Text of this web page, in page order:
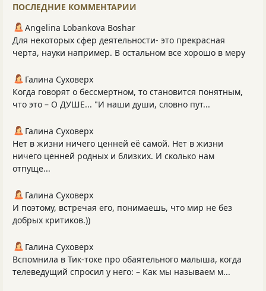
ПОСЛЕДНИЕ КОММЕНТАРИИ
Angelina Lobankova Boshar
Для некоторых сфер деятельности- это прекрасная
черта, науки например. В остальном все хорошо в меру
Галина Суховерх
Когда говорят о бессмертном, то становится понятным,
что это – О ДУШЕ... "И наши души, словно пут...
Галина Суховерх
Нет в жизни ничего ценней её самой. Нет в жизни
ничего ценней родных и близких. И сколько нам
отпуще...
Галина Суховерх
И поэтому, встречая его, понимаешь, что мир не без
добрых критиков.))
Галина Суховерх
Вспомнила в Тик-токе про обаятельного малыша, когда
телеведущий спросил у него: – Как мы называем м...